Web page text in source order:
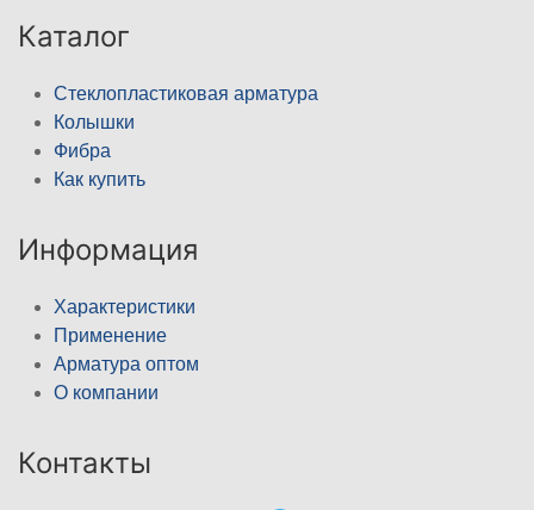
Каталог
Стеклопластиковая арматура
Колышки
Фибра
Как купить
Информация
Характеристики
Применение
Арматура оптом
О компании
Контакты